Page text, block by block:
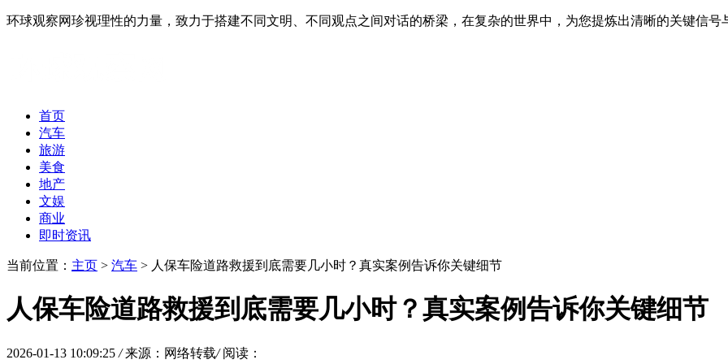
环球观察网珍视理性的力量，致力于搭建不同文明、不同观点之间对话的桥梁，在复杂的世界中，为您提炼出清晰的关键信号
首页
汽车
旅游
美食
地产
文娱
商业
即时资讯
当前位置： 主页 > 汽车 > 人保车险道路救援到底需要几小时？真实案例告诉你关键细节
人保车险道路救援到底需要几小时？真实案例告诉你关键细节
2026-01-13 10:09:25 / 来源：网络转载/ 阅读：